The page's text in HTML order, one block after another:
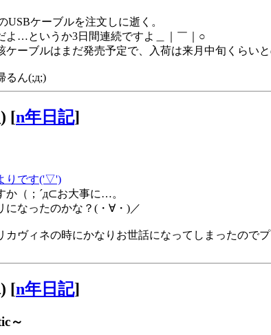
USBケーブルを注文しに逝く。
よ…というか3日間連続ですよ＿｜￣｜○
ケーブルはまだ発売予定で、入荷は来月中旬くらいと
るん(;д;)
[n年日記]
りです('▽')
か（；´д⊂お大事に…。
になったのかな？(・∀・)／
カヴィネの時にかなりお世話になってしまったのでプ
[n年日記]
～